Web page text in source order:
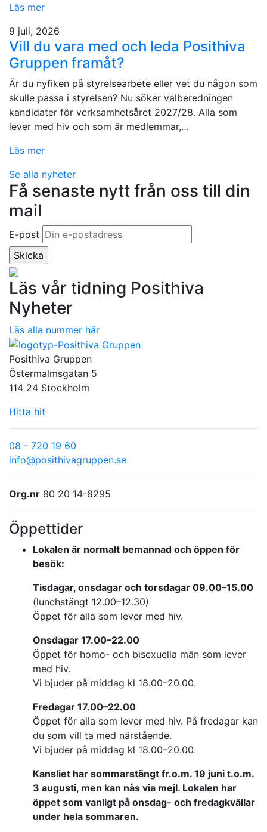
Läs mer
9 juli, 2026
Vill du vara med och leda Posithiva
Gruppen framåt?
Är du nyfiken på styrelsearbete eller vet du någon som
skulle passa i styrelsen? Nu söker valberedningen
kandidater för verksamhetsåret 2027/28. Alla som
lever med hiv och som är medlemmar,…
Läs mer
Se alla nyheter
Få senaste nytt från oss till din
mail
E-post
Läs vår tidning Posithiva
Nyheter
Läs alla nummer här
Posithiva Gruppen
Östermalmsgatan 5
114 24 Stockholm
Hitta hit
08 - 720 19 60
info@posithivagruppen.se
Org.nr 80 20 14-8295
Öppettider
Lokalen är normalt bemannad och öppen för
besök:
Tisdagar, onsdagar och torsdagar 09.00–15.00
(lunchstängt 12.00–12.30)
Öppet för alla som lever med hiv.
Onsdagar 17.00–22.00
Öppet för homo- och bisexuella män som lever
med hiv.
Vi bjuder på middag kl 18.00–20.00.
Fredagar 17.00–22.00
Öppet för alla som lever med hiv. På fredagar kan
du som vill ta med närstående.
Vi bjuder på middag kl 18.00–20.00.
Kansliet har sommarstängt fr.o.m. 19 juni t.o.m.
3 augusti, men kan nås via mejl. Lokalen har
öppet som vanligt på onsdag- och fredagkvällar
under hela sommaren.